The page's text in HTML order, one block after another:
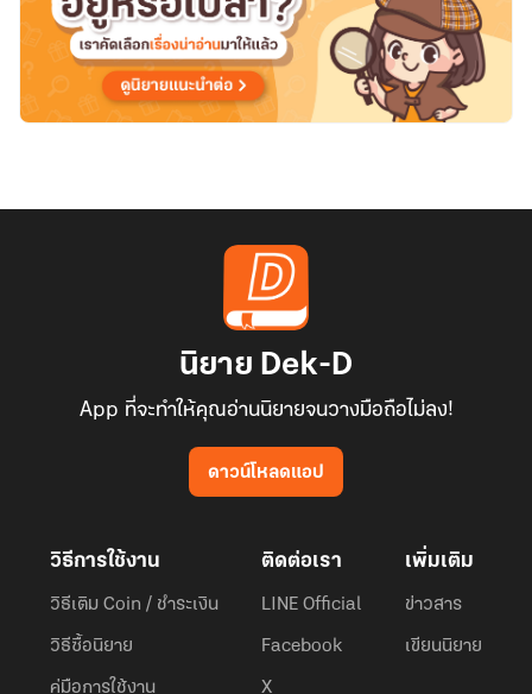
นิยาย Dek-D
App ที่จะทำให้คุณอ่านนิยายจนวางมือถือไม่ลง!
ดาวน์โหลดแอป
วิธีการใช้งาน
วิธีเติม Coin / ชำระเงิน
วิธีซื้อนิยาย
คู่มือการใช้งาน
ติดต่อเรา
LINE Official
Facebook
X
เพิ่มเติม
ข่าวสาร
เขียนนิยาย